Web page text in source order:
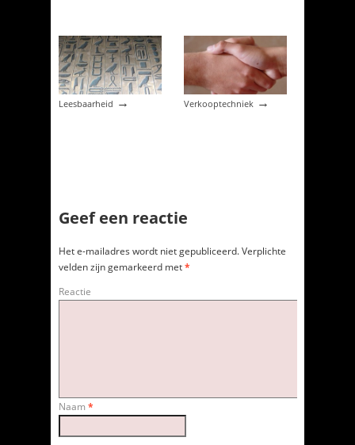
Leesbaarheid → Verkooptechniek →
Geef een reactie
Het e-mailadres wordt niet gepubliceerd. Verplichte
velden zijn gemarkeerd met*
Reactie
Naam *